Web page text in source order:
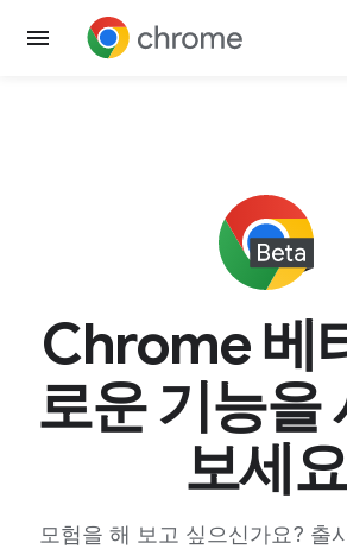
Chrome 베
로운 기능을
보세요
모험을 해 보고 싶으신가요? 출